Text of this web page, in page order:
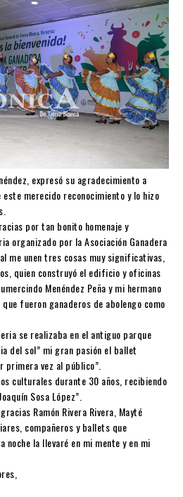
expresó su agradecimiento a
merecido reconocimiento y lo hizo
por tan bonito homenaje y
organizado por la Asociación Ganadera
me unen tres cosas muy significativas,
quien construyó el edificio y oficinas
Menéndez Peña y mi hermano
que fueron ganaderos de abolengo como
se realizaba en el antiguo parque
del sol” mi gran pasión el ballet
vez al público”.
culturales durante 30 años, recibiendo
Sosa López”.
Ramón Rivera Rivera, Mayté
compañeros y ballets que
noche la llevaré en mi mente y en mi